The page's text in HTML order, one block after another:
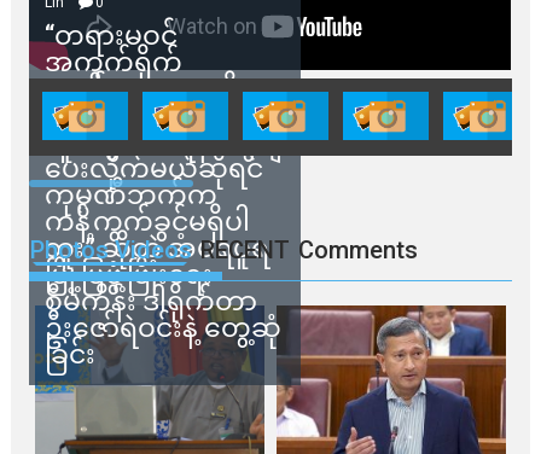
“တရားမဝင်
အကွက်ရိုက်
ရောင်းချမှုတွေကို
သက်ဆိုင်ရာတာဝန်ရှိ
သူတွေက ဂရန်တွေချ
ပေးလိုက်မယ်ဆိုရင်
ကုမ္ပဏီဘက်က
ကန့်ကွက်ခွင့်မရှိပါ
ဘူး” ဆိုတဲ့ အမရပူရ
မြို့ပြဖွံ့ဖြိုးရေး
စီမံကိန်း ဒါရိုက်တာ
ဦးဇော်ရဲဝင်းနဲ့ တွေ့ဆုံ
ခြင်း
Photos Videos RECENT Comments